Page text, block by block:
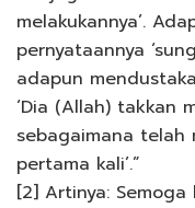
melakukannya’.
pernyataannya
adapun
‘Dia (Allah) takkan
sebagaimana telah
pertama kali’.”
[2] Artinya: